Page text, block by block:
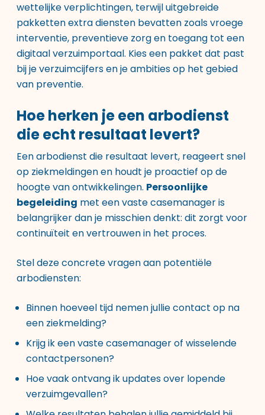
wettelijke verplichtingen, terwijl uitgebreide
pakketten extradiensten bevatten zoals vroege
interventie, preventieve zorg en toegang tot een
digitaal verzuimportaal. Kies een pakket dat past
bij je verzuimcijfers en je ambities op het gebied
van preventie.
Hoe herken je een arbodienst
die echt resultaat levert?
Een arbodienst die resultaat levert, reageert snel
op ziekmeldingen en houdt je proactief op de
hoogte van ontwikkelingen. Persoonlijke
begeleiding met een vaste casemanager is
belangrijker dan je misschien denkt: dit zorgt voor
continuïteit en vertrouwen in het proces.
Stel deze concrete vragen aan potentiële
arbodiensten:
Binnen hoeveel tijd nemen jullie contact op na
een ziekmelding?
Krijg ik een vaste casemanager of wisselende
contactpersonen?
Hoe vaak ontvang ik updates over lopende
verzuimgevallen?